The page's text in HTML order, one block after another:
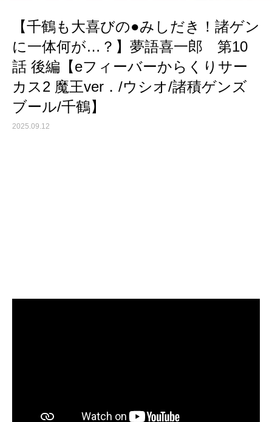
【千鶴も大喜びの●みしだき！諸ゲン
に一体何が…？】夢語喜一郎 第10
話 後編【eフィーバーからくりサー
カス2 魔王ver．/ウシオ/諸積ゲンズ
ブール/千鶴】
2025.09.12